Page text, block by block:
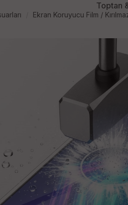
Toptan
Ekran Koruyucu Film /